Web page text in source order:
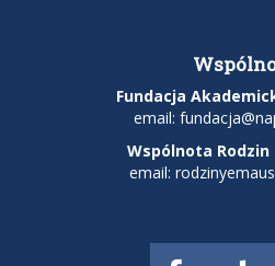
Fundacja
email:
Wspólnota Rodzin
email: